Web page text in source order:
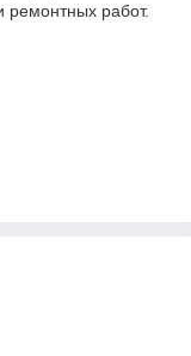
работ.